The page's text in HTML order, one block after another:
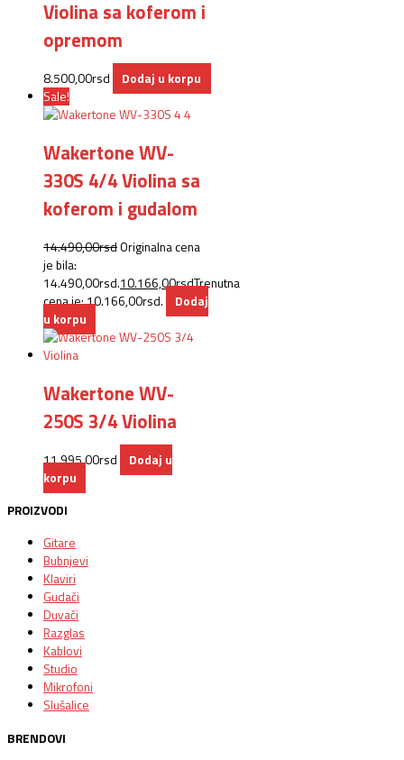
Violina sa koferom i
opremom
8.500,00rsd
Dodaj u korpu
Sale!
Wakertone WV-
330S 4/4 Violina sa
koferom i gudalom
14.490,00rsd Originalna cena
je bila:
14.490,00rsd.10.166,00rsdTrenutna
cena je: 10.166,00rsd.
Dodaj
u korpu
Wakertone WV-
250S 3/4 Violina
11.995,00rsd
Dodaj u
korpu
PROIZVODI
Gitare
Bubnjevi
Klaviri
Gudači
Duvači
Razglas
Kablovi
Studio
Mikrofoni
Slušalice
BRENDOVI